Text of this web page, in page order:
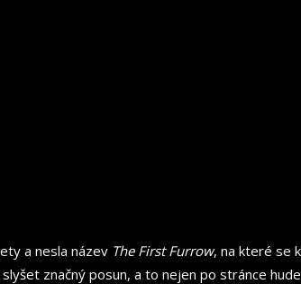
a nesla název The First Furrow, na které se
značný posun, a to nejen po stránce